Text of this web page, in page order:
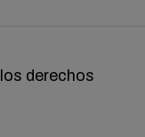
derechos